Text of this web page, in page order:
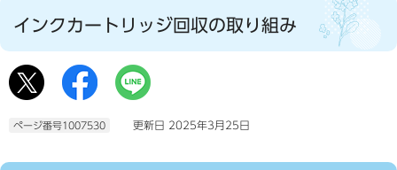
インクカートリッジ回収の取り組み
ページ番号1007530 更新日 2025年3月25日